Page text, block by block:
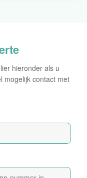
hieronder als u
mogelijk contact met